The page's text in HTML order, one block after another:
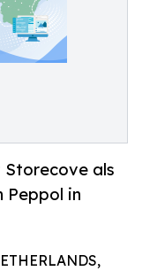
als
Peppol in